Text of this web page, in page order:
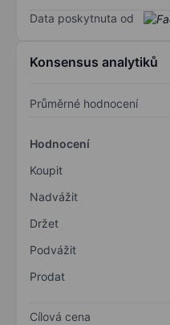
Data poskytnuta od
Konsensus analytiků
Průměrné hodnocení
Hodnocení
Koupit
Nadvážit
Držet
Podvážit
Prodat
Cílová cena